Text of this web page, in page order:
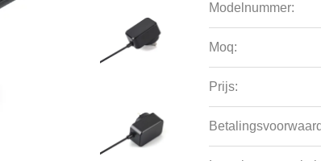
Modelnummer:
Moq:
Prijs: